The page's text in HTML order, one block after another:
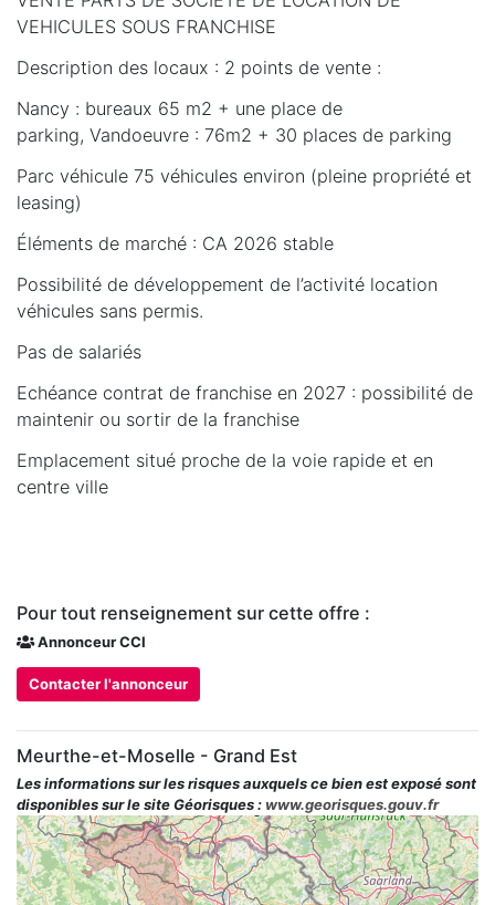
VEHICULES SOUS FRANCHISE
Description des locaux : 2 points de vente :
Nancy : bureaux 65 m2 + une place de
parking, Vandoeuvre : 76m2 + 30 places de parking
Parc véhicule 75 véhicules environ (pleine propriété et
leasing)
Éléments de marché : CA 2026 stable
Possibilité de développement de l’activité location
véhicules sans permis.
Pas de salariés
Echéance contrat de franchise en 2027 : possibilité de
maintenir ou sortir de la franchise
Emplacement situé proche de la voie rapide et en
centre ville
Pour tout renseignement sur cette offre :
Annonceur CCI
Contacter l'annonceur
Meurthe-et-Moselle - Grand Est
Les informations sur les risques auxquels ce bien est exposé sont
disponibles sur le site Géorisques : www.georisques.gouv.fr